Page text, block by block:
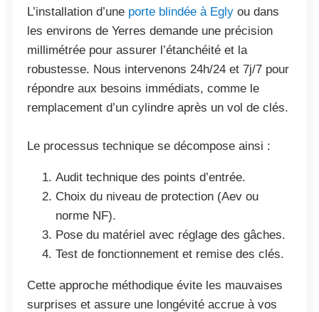
L’installation d’une porte blindée à Egly ou dans
les environs de Yerres demande une précision
millimétrée pour assurer l’étanchéité et la
robustesse. Nous intervenons 24h/24 et 7j/7 pour
répondre aux besoins immédiats, comme le
remplacement d’un cylindre après un vol de clés.
Le processus technique se décompose ainsi :
Audit technique des points d’entrée.
Choix du niveau de protection (Aev ou
norme NF).
Pose du matériel avec réglage des gâches.
Test de fonctionnement et remise des clés.
Cette approche méthodique évite les mauvaises
surprises et assure une longévité accrue à vos